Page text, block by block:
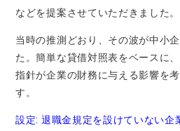
などを提案させていただきました。
当時の推測どおり、その波が中小
た。簡単な貸借対照表をベースに
指針が企業の財務に与える影響を
す。
設定: 退職金規定を設けていない企